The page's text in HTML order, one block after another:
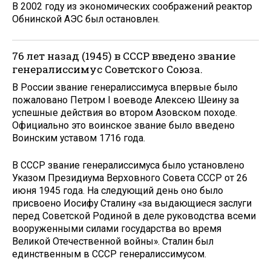
В 2002 году из экономических соображений реактор
Обнинской АЭС был остановлен.
76 лет назад (1945) в СССР введено звание
генералиссимус Советского Союза.
В России звание генералиссимуса впервые было
пожаловано Петром I воеводе Алексею Шеину за
успешные действия во втором Азовском походе.
Официально это воинское звание было введено
Воинским уставом 1716 года.
В СССР звание генералиссимуса было установлено
Указом Президиума Верховного Совета СССР от 26
июня 1945 года. На следующий день оно было
присвоено Иосифу Сталину «за выдающиеся заслуги
перед Советской Родиной в деле руководства всеми
вооруженными силами государства во время
Великой Отечественной войны». Сталин был
единственным в СССР генералиссимусом.